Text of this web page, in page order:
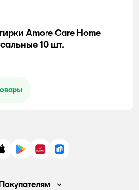
Amore Care Home
10 шт.
App StoreGoogle Play
AppGallery
RuStore
Покупателям